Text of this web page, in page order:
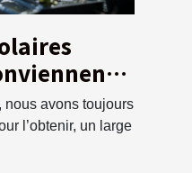
à
nous avons toujours
l’obtenir, un large